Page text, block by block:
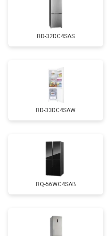
RD-32DC4SAS
RD-33DC4SAW
RQ-56WC4SAB